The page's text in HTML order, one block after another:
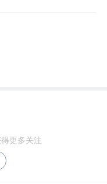
更多关注